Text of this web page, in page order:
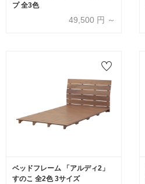
プ 全3色
49,500 円 ～
ベッドフレーム 「アルディ2」
すのこ 全2色 3サイズ